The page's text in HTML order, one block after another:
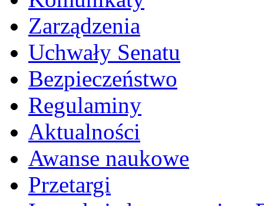
Zarządzenia
Uchwały Senatu
Bezpieczeństwo
Regulaminy
Aktualności
Awanse naukowe
Przetargi